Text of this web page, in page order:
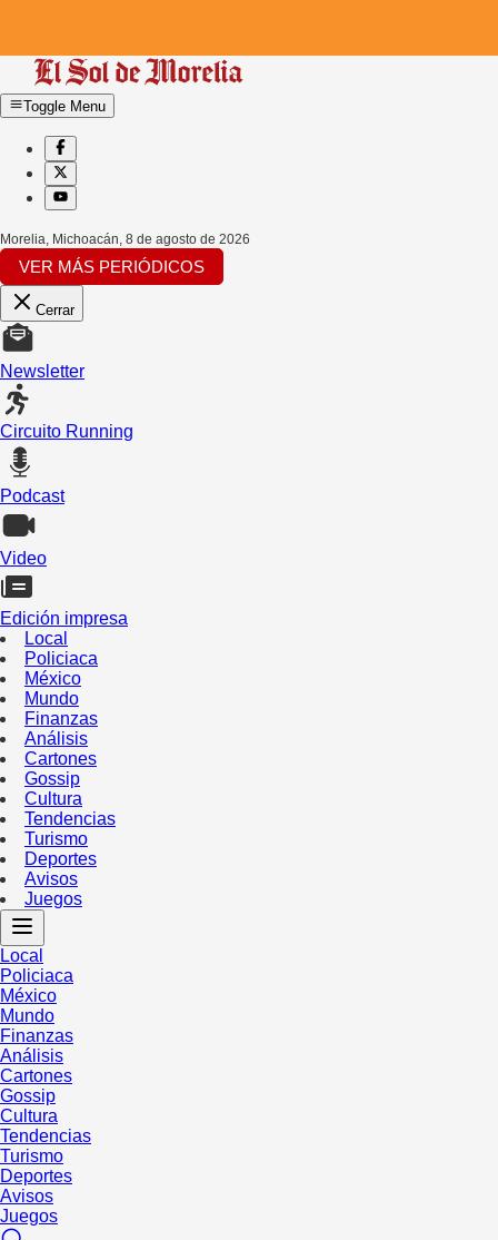
Toggle Menu
Morelia, Michoacán, 8 de agosto de 2026
VER MÁS PERIÓDICOS
Cerrar
Newsletter
Circuito Running
Podcast
Video
Edición impresa
Local
Policiaca
México
Mundo
Finanzas
Análisis
Cartones
Gossip
Cultura
Tendencias
Turismo
Deportes
Avisos
Juegos
Local
Policiaca
México
Mundo
Finanzas
Análisis
Cartones
Gossip
Cultura
Tendencias
Turismo
Deportes
Avisos
Juegos